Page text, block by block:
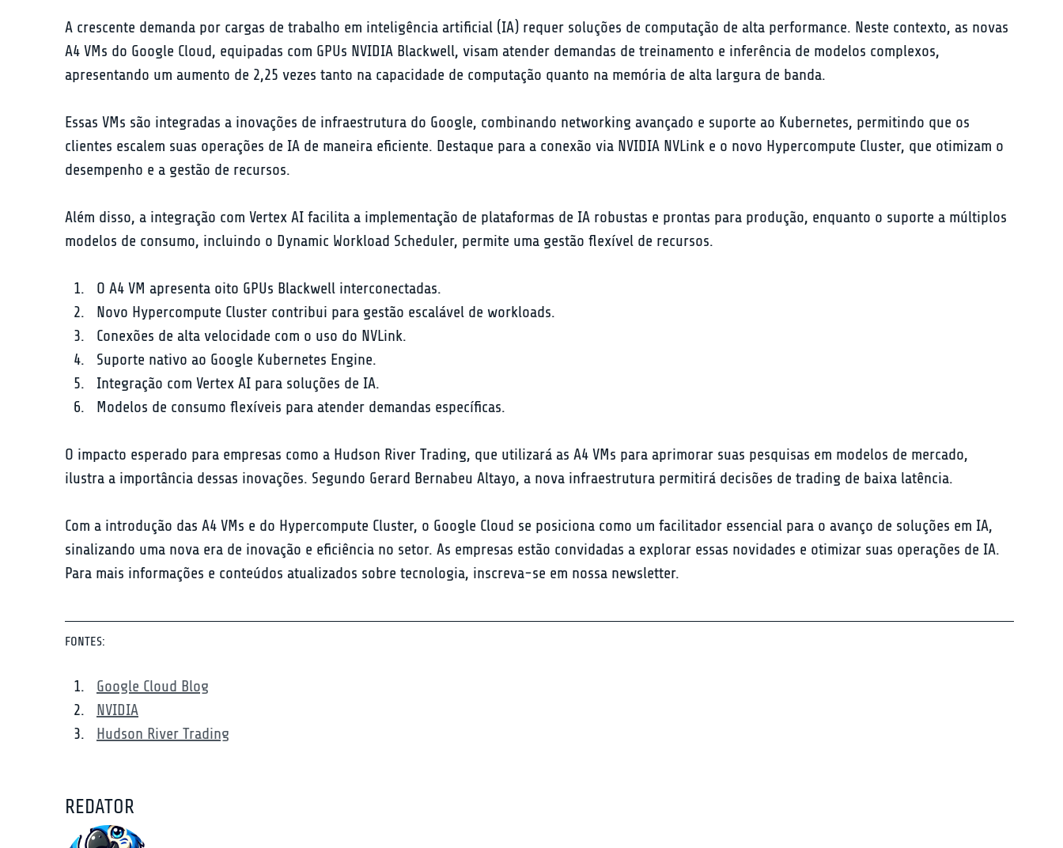
A crescente demanda por cargas de trabalho em inteligência artificial (IA) requer soluções de computação de alta performance. Neste contexto, as novas
A4 VMs do Google Cloud, equipadas com GPUs NVIDIA Blackwell, visam atender demandas de treinamento e inferência de modelos complexos,
apresentando um aumento de 2,25 vezes tanto na capacidade de computação quanto na memória de alta largura de banda.
Essas VMs são integradas a inovações de infraestrutura do Google, combinando networking avançado e suporte ao Kubernetes, permitindo que os
clientes escalem suas operações de IA de maneira eficiente. Destaque para a conexão via NVIDIA NVLink e o novo Hypercompute Cluster, que otimizam o
desempenho e a gestão de recursos.
Além disso, a integração com Vertex AI facilita a implementação de plataformas de IA robustas e prontas para produção, enquanto o suporte a múltiplos
modelos de consumo, incluindo o Dynamic Workload Scheduler, permite uma gestão flexível de recursos.
O A4 VM apresenta oito GPUs Blackwell interconectadas.
Novo Hypercompute Cluster contribui para gestão escalável de workloads.
Conexões de alta velocidade com o uso do NVLink.
Suporte nativo ao Google Kubernetes Engine.
Integração com Vertex AI para soluções de IA.
Modelos de consumo flexíveis para atender demandas específicas.
O impacto esperado para empresas como a Hudson River Trading, que utilizará as A4 VMs para aprimorar suas pesquisas em modelos de mercado,
ilustra a importância dessas inovações. Segundo Gerard Bernabeu Altayo, a nova infraestrutura permitirá decisões de trading de baixa latência.
Com a introdução das A4 VMs e do Hypercompute Cluster, o Google Cloud se posiciona como um facilitador essencial para o avanço de soluções em IA,
sinalizando uma nova era de inovação e eficiência no setor. As empresas estão convidadas a explorar essas novidades e otimizar suas operações de IA.
Para mais informações e conteúdos atualizados sobre tecnologia, inscreva-se em nossa newsletter.
FONTES:
Google Cloud Blog
NVIDIA
Hudson River Trading
REDATOR